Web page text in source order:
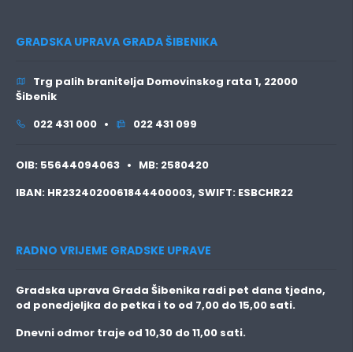
GRADSKA UPRAVA GRADA ŠIBENIKA
Trg palih branitelja Domovinskog rata 1, 22000
Šibenik
022 431 000 •
022 431 099
OIB: 55644094063 • MB: 2580420
IBAN: HR2324020061844400003, SWIFT: ESBCHR22
RADNO VRIJEME GRADSKE UPRAVE
Gradska uprava Grada Šibenika radi pet dana tjedno,
od ponedjeljka do petka i to od 7,00 do 15,00 sati.
Dnevni odmor traje od 10,30 do 11,00 sati.